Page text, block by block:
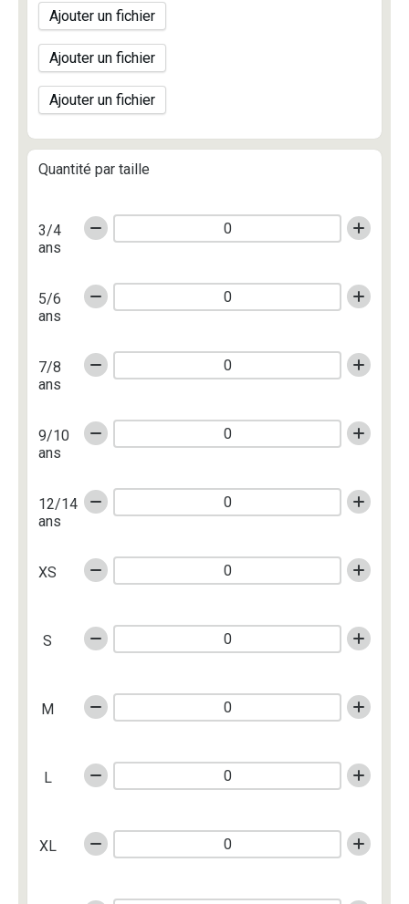
Ajouter un fichier
Ajouter un fichier
Ajouter un fichier
Quantité par taille
3/4
ans
5/6
ans
7/8
ans
9/10
ans
12/14
ans
XS
S
M
L
XL